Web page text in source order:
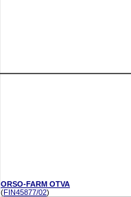
ORSO-FARM OTVA
(FIN45877/02)